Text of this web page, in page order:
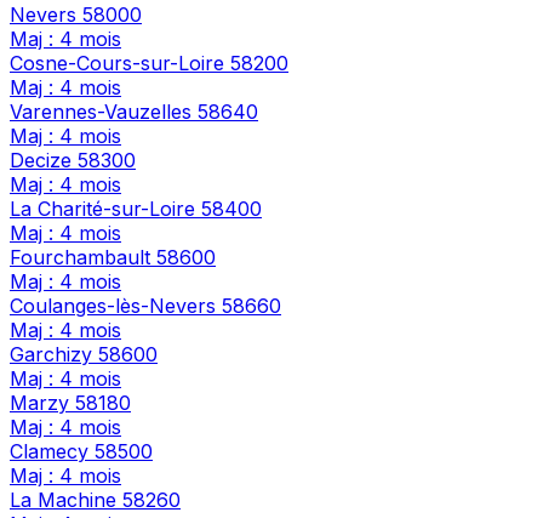
Nevers 58000
Maj : 4 mois
Cosne-Cours-sur-Loire 58200
Maj : 4 mois
Varennes-Vauzelles 58640
Maj : 4 mois
Decize 58300
Maj : 4 mois
La Charité-sur-Loire 58400
Maj : 4 mois
Fourchambault 58600
Maj : 4 mois
Coulanges-lès-Nevers 58660
Maj : 4 mois
Garchizy 58600
Maj : 4 mois
Marzy 58180
Maj : 4 mois
Clamecy 58500
Maj : 4 mois
La Machine 58260